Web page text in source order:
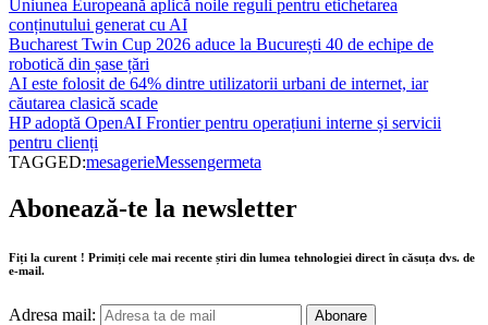
Uniunea Europeană aplică noile reguli pentru etichetarea
conținutului generat cu AI
Bucharest Twin Cup 2026 aduce la București 40 de echipe de
robotică din șase țări
AI este folosit de 64% dintre utilizatorii urbani de internet, iar
căutarea clasică scade
HP adoptă OpenAI Frontier pentru operațiuni interne și servicii
pentru clienți
TAGGED:mesagerieMessengermeta
Abonează-te la newsletter
Fiți la curent ! Primiți cele mai recente știri din lumea tehnologiei direct în căsuța dvs. de
e-mail.
Adresa mail: